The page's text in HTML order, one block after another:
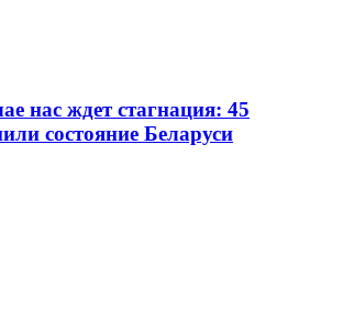
нас ждет стагнация: 45
состояние Беларуси